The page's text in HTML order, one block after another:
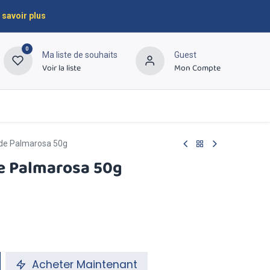
savoir plus
0
Ma liste de souhaits
Voir la liste
Guest
Mon Compte
Palmarosa 50g
50g
Acheter Maintenant